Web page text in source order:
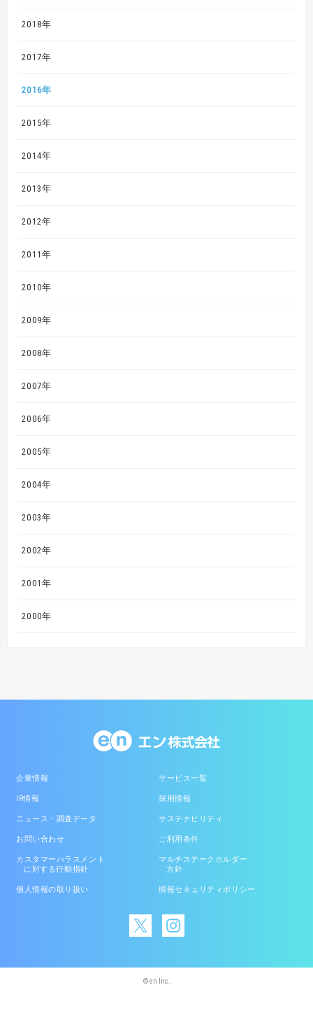
2018年
2017年
2016年
2015年
2014年
2013年
2012年
2011年
2010年
2009年
2008年
2007年
2006年
2005年
2004年
2003年
2002年
2001年
2000年
企業情報 サービス一覧
IR情報 採用情報
ニュース・調査データ サステナビリティ
お問い合わせ ご利用条件
カスタマーハラスメント
に対する行動指針
マルチステークホルダー
方針
個人情報の取り扱い 情報セキュリティポリシー
© en Inc.